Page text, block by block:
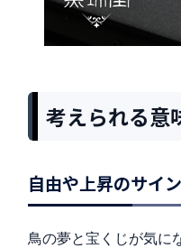
考えられる意
自由や上昇のサイン
鳥の夢と宝くじが気に